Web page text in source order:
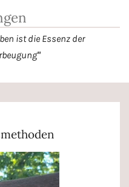
ist die Essenz der
"